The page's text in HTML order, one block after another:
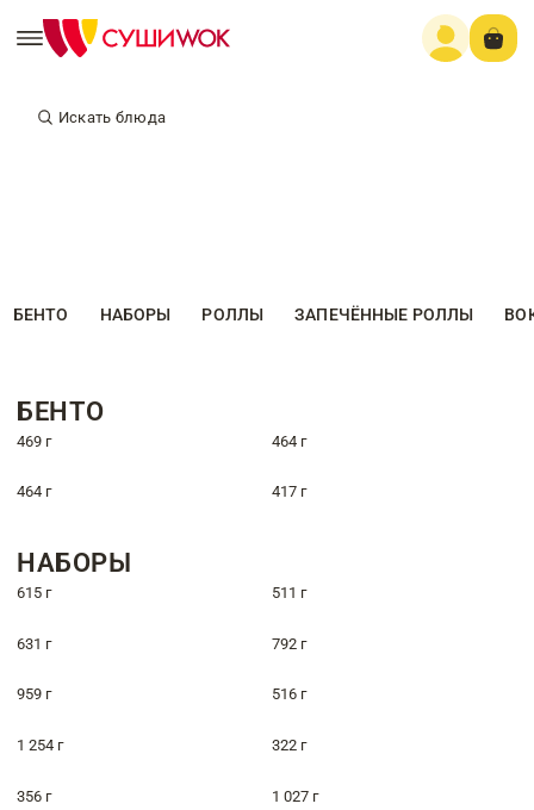
Искать блюда
БЕНТО НАБОРЫ РОЛЛЫ ЗАПЕЧЁННЫЕ РОЛЛЫ
БЕНТО
469 г 464 г
464 г 417 г
НАБОРЫ
615 г 511 г
631 г 792 г
959 г 516 г
1 254 г 322 г
356 г 1 027 г